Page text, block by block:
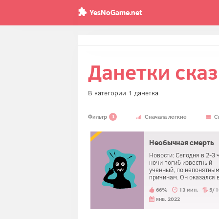
YesNoGame.net
Данетки
В категории 1 данетка
Фильтр 1 Сначала легкие
Необычная смерть
Новости: Сегодня в 2-3
ночи погиб известный
ученный, по непонятным
причинам. Он оказался
отверстий в дереве не
он не мог никак туда
66% 13 мин.
5/
янв. 2022